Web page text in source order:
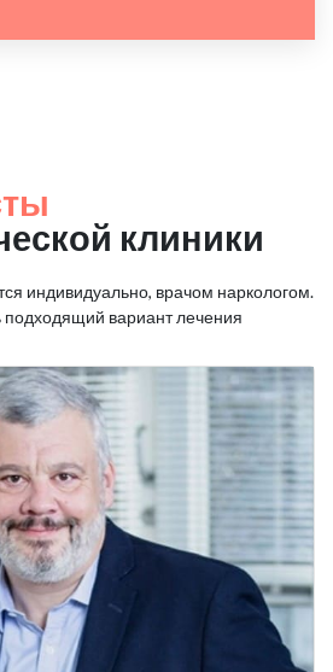
клиники
индивидуально, врачом наркологом.
вариант лечения